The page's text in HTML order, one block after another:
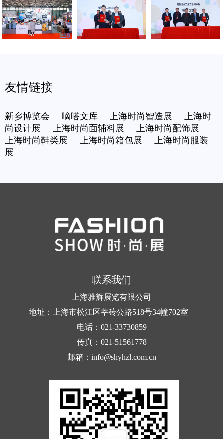
友情链接
新乡博览会 嘀嗒文库 上海时尚智造展
上海时
尚设计展
上海时尚面辅料展
上海时尚配饰展
上海时尚鞋类展
上海时尚箱包展
上海时尚服装
展
联系我们
上海雅辉展览有限公司
地址：上海市松江区莘砖公路518号34幢702室
电话：021-33730859
传真：021-51561778
邮箱：info@shyhzl.com.cn